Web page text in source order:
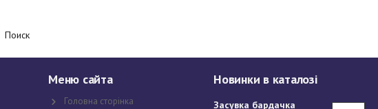
Поиск
Меню сайта
Головна сторінка
Новинки в каталозі
Засувка бардачка